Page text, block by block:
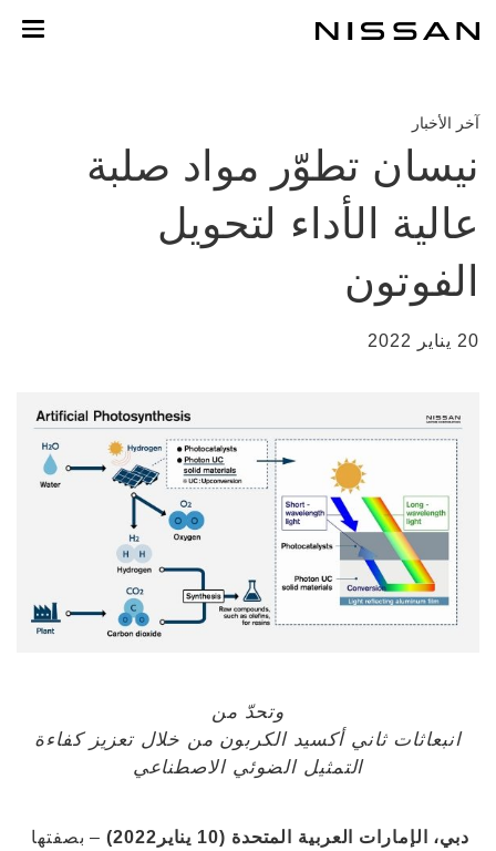
المحتوى
آخر الأخبار
نيسان تطوّر مواد صلبة
عالية الأداء لتحويل
الفوتون
20 يناير 2022
وتحدّ من
انبعاثات ثاني أكسيد الكربون من خلال تعزيز كفاءة
التمثيل الضوئي الاصطناعي
دبي، الإمارات العربية المتحدة (10 يناير2022)
– بصفتها